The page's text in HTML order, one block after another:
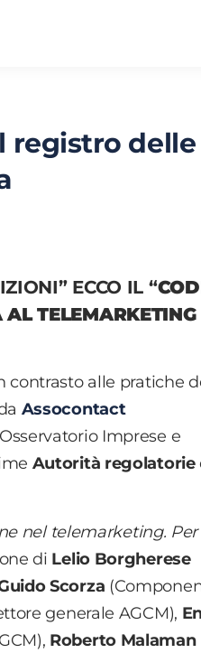
registro delle
ECCO IL “
TELEMARKETING
alle pratiche
Assocontact
Imprese e
Autorità regolatorie
nel telemarketing.
di Lelio Borgherese
Scorza
generale AGCM),
Roberto Malaman